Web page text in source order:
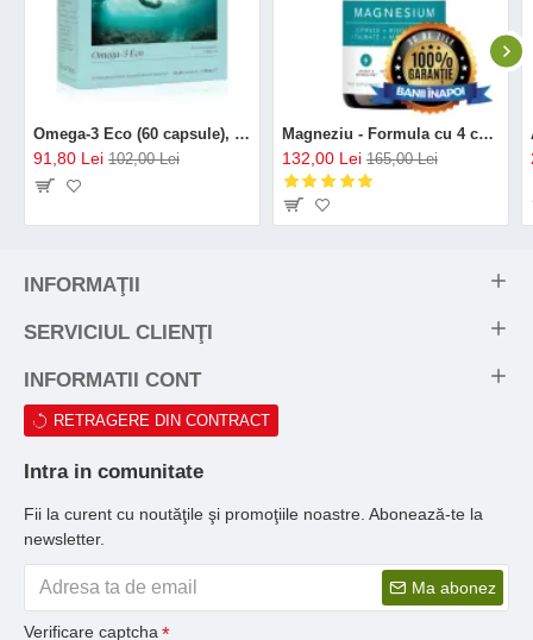
Omega-3 Eco (60 capsule), GAL
91,80 Lei 102,00 Lei
Magneziu - Formula cu 4 chelați (120 capsule), Neutrient
132,00 Lei 165,00 Lei
INFORMAŢII
SERVICIUL CLIENŢI
INFORMATII CONT
RETRAGERE DIN CONTRACT
Intra in comunitate
Fii la curent cu noutăţile şi promoţiile noastre. Abonează-te la
newsletter.
Ma abonez
Verificare captcha